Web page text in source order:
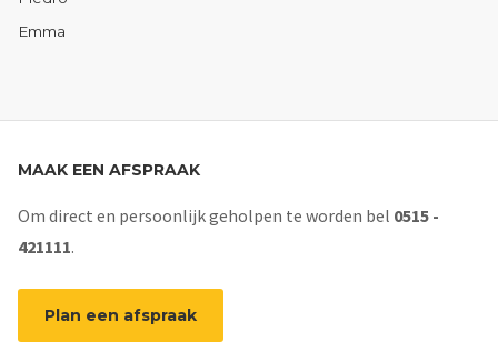
Emma
MAAK EEN AFSPRAAK
Om direct en persoonlijk geholpen te worden bel 0515 -
421111.
Plan een afspraak